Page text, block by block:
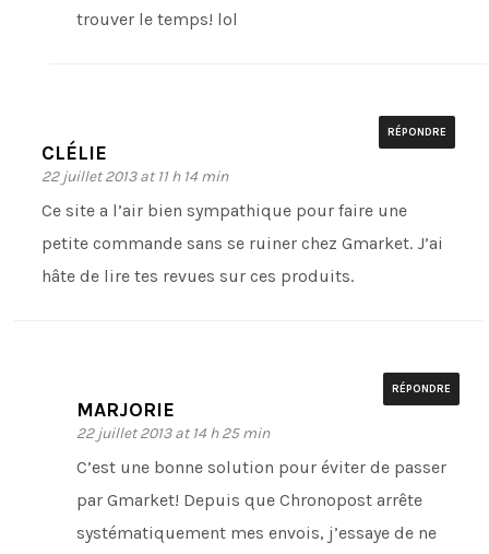
trouver le temps! lol
CLÉLIE
22 juillet 2013 at 11 h 14 min
RÉPONDRE
Ce site a l’air bien sympathique pour faire une
petite commande sans se ruiner chez Gmarket. J’ai
hâte de lire tes revues sur ces produits.
MARJORIE
22 juillet 2013 at 14 h 25 min
RÉPONDRE
C’est une bonne solution pour éviter de passer
par Gmarket! Depuis que Chronopost arrête
systématiquement mes envois, j’essaye de ne